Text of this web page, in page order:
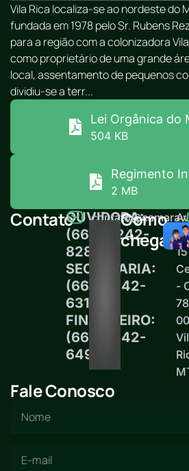
Vila Rica localiza-se ao nordeste do
fundada em 1978 pelo Sr. Rubens
para a região com a colonizadora
como proprietário de uma grande
local, assentamento de pequenos
dividiu-se a terr...
Lei Orgânica do
504 KB
Regimento
2 MB
ContatoOUVIDORA:
(66) 99242-
8289
SECRETARIA:
(66)99242-
6313
FINANCEIRO:
(66)99242-
6497
Como
chegar
-
Fale Conosco